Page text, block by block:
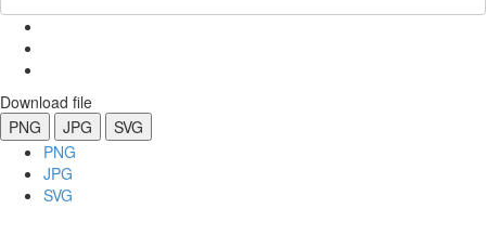
Download file
PNG
JPG
SVG
PNG
JPG
SVG